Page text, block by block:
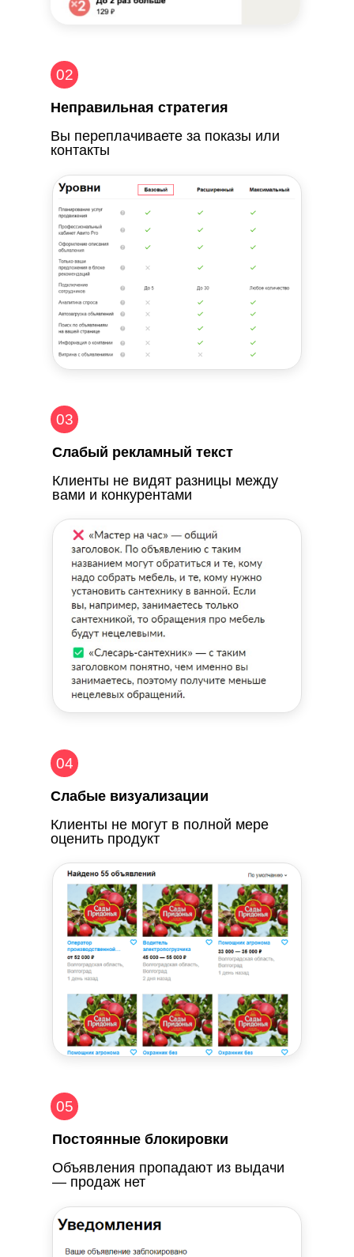
Слабый рекламный текст
Клиенты не видят разницы между
вами и конкурентами
03
Постоянные блокировки
Объявления пропадают из выдачи
— продаж нет
05
Неправильная стратегия
Вы переплачиваете за показы или
контакты
02
Слабые визуализации
Клиенты не могут в полной мере
оценить продукт
04